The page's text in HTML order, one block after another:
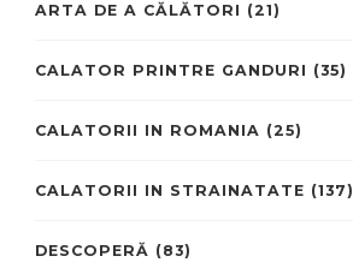
ARTA DE A CĂLĂTORI (21)
CALATOR PRINTRE GANDURI (35)
CALATORII IN ROMANIA (25)
CALATORII IN STRAINATATE (137)
DESCOPERĂ (83)